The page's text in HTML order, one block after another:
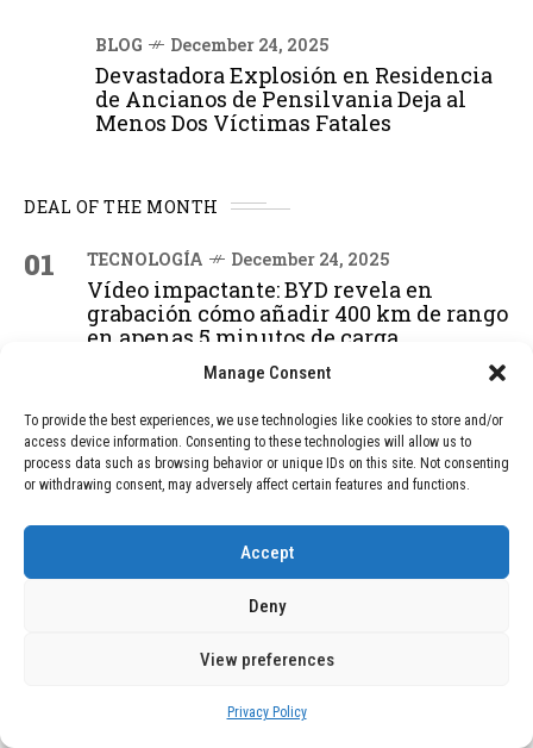
Manage Consent
To provide the best experiences, we use technologies like cookies to store and/or
access device information. Consenting to these technologies will allow us to
process data such as browsing behavior or unique IDs on this site. Not consenting
or withdrawing consent, may adversely affect certain features and functions.
Accept
Deny
View preferences
Privacy Policy
BLOG December 24, 2025
Devastadora Explosión en Residencia
de Ancianos de Pensilvania Deja al
Menos Dos Víctimas Fatales
DEAL OF THE MONTH
01 TECNOLOGÍA December 24, 2025
Vídeo impactante: BYD revela en
grabación cómo añadir 400 km de rango
en apenas 5 minutos de carga
02 TECNOLOGÍA February 9, 2026
Motor de 800 W, rango de 45 km y
ruedas todo terreno: este scooter cuesta
solo 300 euros y representa una
adquisición impresionante
December 24, 2025
Geolocalizadas, Obligatorias a Partir de